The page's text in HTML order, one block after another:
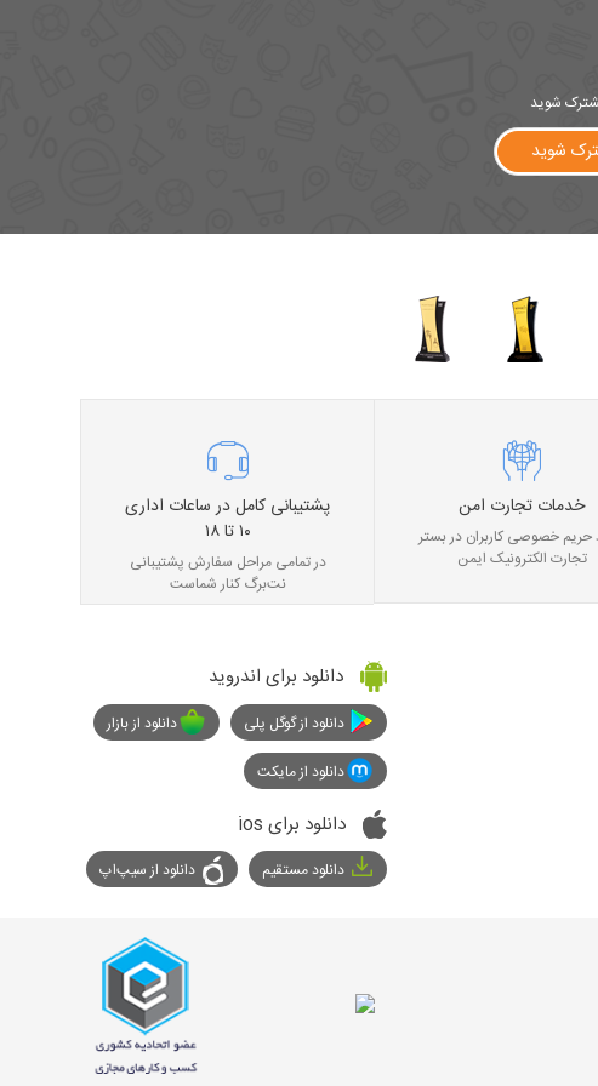
شوید
شوید
خدمات تجارت امن
خصوصی کاربران در بستر
تجارت الکترونیک ایمن
پشتیبانی کامل در ساعات اداری
۱۰ تا ۱۸
در تمامی مراحل سفارش پشتیبانی
نت‌برگ کنار شماست
دانلود برای اندروید
دانلود از گوگل پلی
دانلود از بازار
دانلود از مایکت
دانلود برای ios
دانلود مستقیم دانلود از سیپ‌اپ